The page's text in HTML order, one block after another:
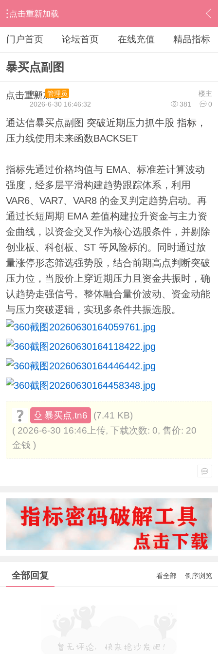
点击重新加载
› 通达信指标公式 › 副图公式 › 内容
门户首页 论坛首页 在线充值 精品指标
暴买点副图
点击重新加载 楼主
Run
管理员
381
0
2026-6-30 16:46:32
通达信暴买点副图 突破近期压力抓牛股 指标，
压力线使用未来函数BACKSET
指标先通过价格均值与 EMA、标准差计算波动
强度，经多层平滑构建趋势跟踪体系，利用
VAR6、VAR7、VAR8 的金叉判定趋势启动。再
通过长短周期 EMA 差值构建拉升资金与主力资
金曲线，以资金交叉作为核心选股条件，并剔除
创业板、科创板、ST 等风险标的。同时通过放
量涨停形态筛选强势股，结合前期高点判断突破
压力位，当股价上穿近期压力且资金共振时，确
认趋势走强信号。整体融合量价波动、资金动能
与压力突破逻辑，实现多条件共振选股。
暴买点.tn6
(7.41 KB)
( 2026-6-30 16:46上传, 下载次数: 0, 售价: 20
金钱 )
全部回复 看全部 倒序浏览